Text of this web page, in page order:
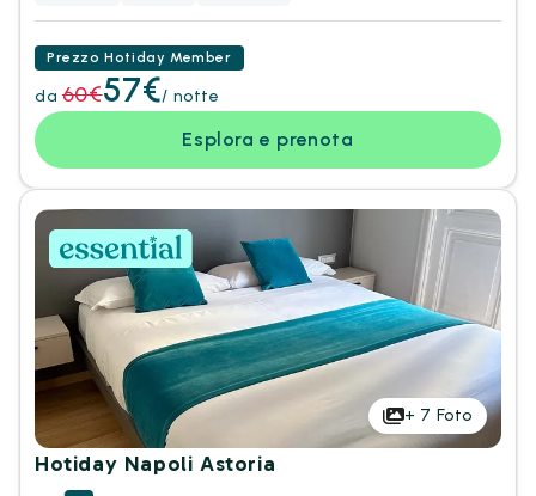
Prezzo Hotiday Member
da 60€57€/ notte
Esplora e prenota
+ 7 Foto
Hotiday Napoli Astoria